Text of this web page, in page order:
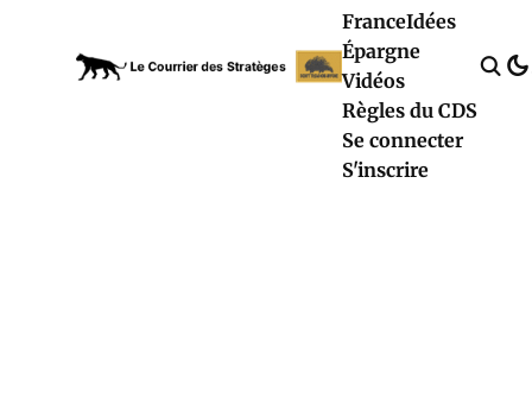
FranceIdées
Épargne
Vidéos
Règles du CDS
Se connecter
S'inscrire